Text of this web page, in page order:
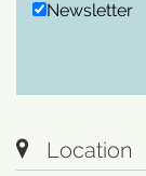
Newsletter
Location